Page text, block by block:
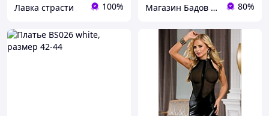
Лавка страсти 100% Магазин Бадов и спортивного питания "Fitness Formula" 80%